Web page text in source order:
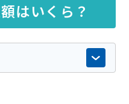
はいくら？